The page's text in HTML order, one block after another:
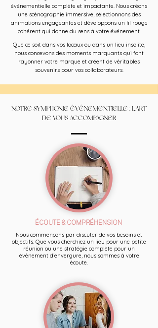
événementielle complète et impactante. Nous créons
une scénographie immersive, sélectionnons des
animations engageantes et développons un fil rouge
cohérent qui donne du sens à votre événement.
Que ce soit dans vos locaux ou dans un lieu insolite,
nous concevons des moments marquants qui font
rayonner votre marque et créent de véritables
souvenirs pour vos collaborateurs.
NOTRE SYMPHONIE ÉVÉNEMENTIELLE : L'ART
DE VOUS ACCOMPAGNER
ÉCOUTE & COMPRÉHENSION
Nous commençons par discuter de vos besoins et
objectifs. Que vous cherchiez un lieu pour une petite
réunion ou une stratégie complète pour un
évènement d’envergure, nous sommes à votre
écoute.